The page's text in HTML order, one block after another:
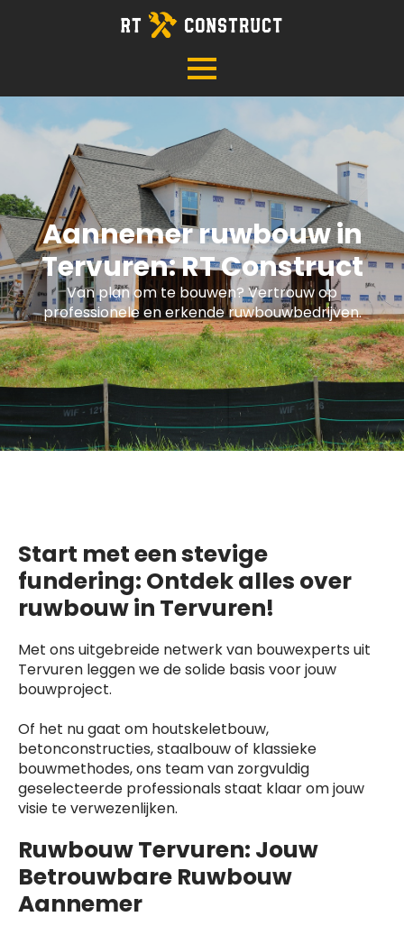
Aannemer ruwbouw in
Tervuren: RT Construct
Van plan om te bouwen? Vertrouw op
professionele en erkende ruwbouwbedrijven.
Start met een stevige
fundering: Ontdek alles over
ruwbouw in Tervuren!
Met ons uitgebreide netwerk van bouwexperts uit
Tervuren leggen we de solide basis voor jouw
bouwproject.
Of het nu gaat om houtskeletbouw,
betonconstructies, staalbouw of klassieke
bouwmethodes, ons team van zorgvuldig
geselecteerde professionals staat klaar om jouw
visie te verwezenlijken.
Ruwbouw Tervuren: Jouw
Betrouwbare Ruwbouw
Aannemer